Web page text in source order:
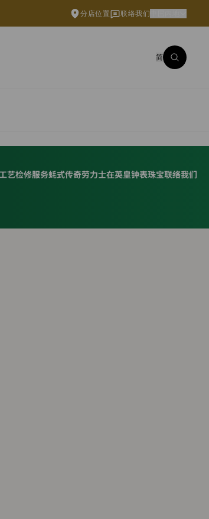
分店位置 联络我们
简
艺检修服务蚝式传奇劳力士在英皇钟表珠宝联络我们